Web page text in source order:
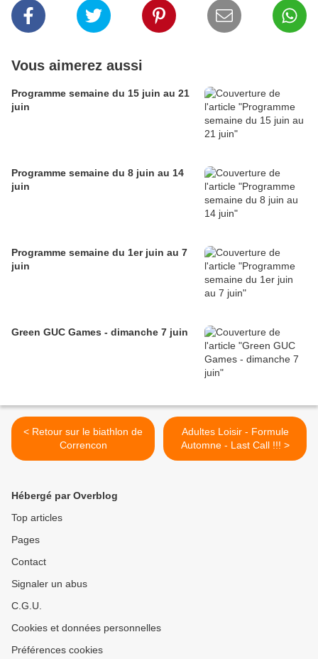
Vous aimerez aussi
Programme semaine du 15 juin au 21
juin
Programme semaine du 8 juin au 14
juin
Programme semaine du 1er juin au 7
juin
Green GUC Games - dimanche 7 juin
< Retour sur le biathlon de
Correncon
Adultes Loisir - Formule
Automne - Last Call !!! >
Hébergé par Overblog
Top articles
Pages
Contact
Signaler un abus
C.G.U.
Cookies et données personnelles
Préférences cookies